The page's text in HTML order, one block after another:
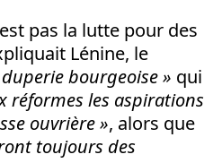
pas la lutte pour des
Lénine, le
bourgeoise » qui
réformes les aspirations
ouvrière », alors que
toujours des